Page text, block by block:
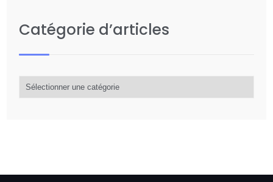
Catégorie d’articles
d’articles